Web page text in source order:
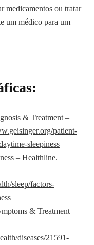
medicamentos ou tratar
um médico para um
& Treatment –
patient-
sleepiness
– Healthline.
sleep/factors-
& Treatment –
diseases/21591-